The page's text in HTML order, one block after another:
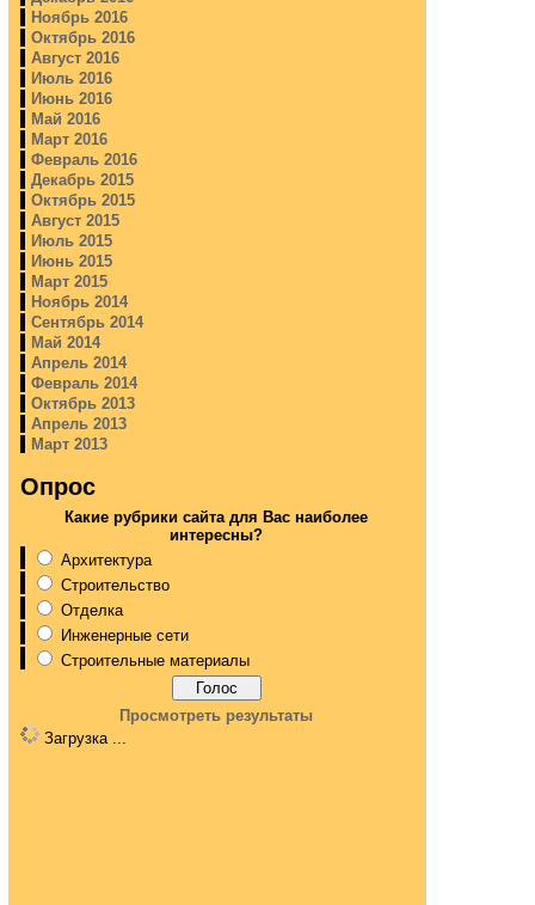
Ноябрь 2016
Октябрь 2016
Август 2016
Июль 2016
Июнь 2016
Май 2016
Март 2016
Февраль 2016
Декабрь 2015
Октябрь 2015
Август 2015
Июль 2015
Июнь 2015
Март 2015
Ноябрь 2014
Сентябрь 2014
Май 2014
Апрель 2014
Февраль 2014
Октябрь 2013
Апрель 2013
Март 2013
Опрос
Какие рубрики сайта для Вас наиболее
интересны?
Архитектура
Строительство
Отделка
Инженерные сети
Строительные материалы
Просмотреть результаты
Загрузка ...